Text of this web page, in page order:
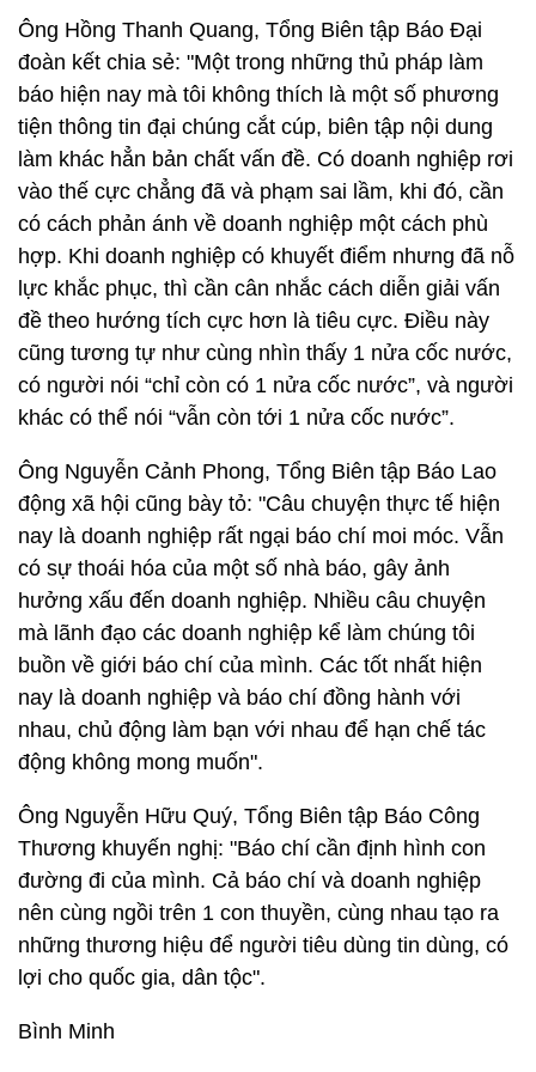
Ông Hồng Thanh Quang, Tổng Biên tập Báo Đại
đoàn kết chia sẻ: "Một trong những thủ pháp làm
báo hiện nay mà tôi không thích là một số phương
tiện thông tin đại chúng cắt cúp, biên tập nội dung
làm khác hẳn bản chất vấn đề. Có doanh nghiệp rơi
vào thế cực chẳng đã và phạm sai lầm, khi đó, cần
có cách phản ánh về doanh nghiệp một cách phù
hợp. Khi doanh nghiệp có khuyết điểm nhưng đã nỗ
lực khắc phục, thì cần cân nhắc cách diễn giải vấn
đề theo hướng tích cực hơn là tiêu cực. Điều này
cũng tương tự như cùng nhìn thấy 1 nửa cốc nước,
có người nói “chỉ còn có 1 nửa cốc nước”, và người
khác có thể nói “vẫn còn tới 1 nửa cốc nước”.
Ông Nguyễn Cảnh Phong, Tổng Biên tập Báo Lao
động xã hội cũng bày tỏ: "Câu chuyện thực tế hiện
nay là doanh nghiệp rất ngại báo chí moi móc. Vẫn
có sự thoái hóa của một số nhà báo, gây ảnh
hưởng xấu đến doanh nghiệp. Nhiều câu chuyện
mà lãnh đạo các doanh nghiệp kể làm chúng tôi
buồn về giới báo chí của mình. Các tốt nhất hiện
nay là doanh nghiệp và báo chí đồng hành với
nhau, chủ động làm bạn với nhau để hạn chế tác
động không mong muốn".
Ông Nguyễn Hữu Quý, Tổng Biên tập Báo Công
Thương khuyến nghị: "Báo chí cần định hình con
đường đi của mình. Cả báo chí và doanh nghiệp
nên cùng ngồi trên 1 con thuyền, cùng nhau tạo ra
những thương hiệu để người tiêu dùng tin dùng, có
lợi cho quốc gia, dân tộc".
Bình Minh